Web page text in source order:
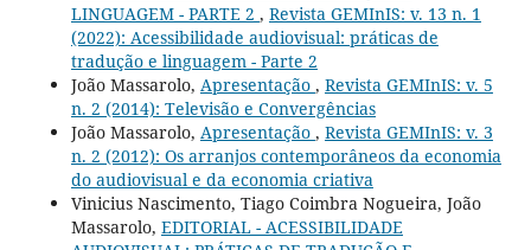
LINGUAGEM - PARTE 2 , Revista GEMInIS: v. 13 n. 1
(2022): Acessibilidade audiovisual: práticas de
tradução e linguagem - Parte 2
João Massarolo, Apresentação , Revista GEMInIS: v. 5
n. 2 (2014): Televisão e Convergências
João Massarolo, Apresentação , Revista GEMInIS: v. 3
n. 2 (2012): Os arranjos contemporâneos da economia
do audiovisual e da economia criativa
Vinicius Nascimento, Tiago Coimbra Nogueira, João
Massarolo, EDITORIAL - ACESSIBILIDADE